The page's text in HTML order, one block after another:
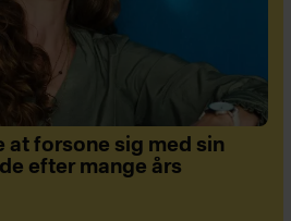
at forsone sig med sin
efter mange års